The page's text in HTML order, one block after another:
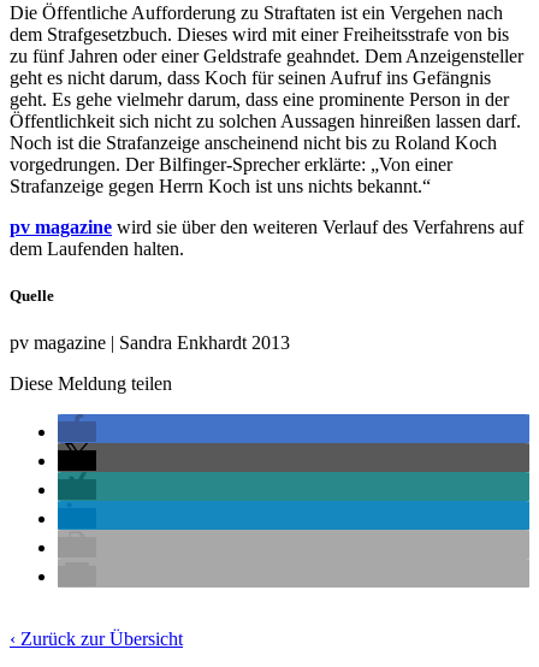
Die Öffentliche Aufforderung zu Straftaten ist ein Vergehen nach
dem Strafgesetzbuch. Dieses wird mit einer Freiheitsstrafe von bis
zu fünf Jahren oder einer Geldstrafe geahndet. Dem Anzeigensteller
geht es nicht darum, dass Koch für seinen Aufruf ins Gefängnis
geht. Es gehe vielmehr darum, dass eine prominente Person in der
Öffentlichkeit sich nicht zu solchen Aussagen hinreißen lassen darf.
Noch ist die Strafanzeige anscheinend nicht bis zu Roland Koch
vorgedrungen. Der Bilfinger-Sprecher erklärte: „Von einer
Strafanzeige gegen Herrn Koch ist uns nichts bekannt.“
pv magazine wird sie über den weiteren Verlauf des Verfahrens auf
dem Laufenden halten.
Quelle
pv magazine | Sandra Enkhardt 2013
Diese Meldung teilen
‹ Zurück zur Übersicht